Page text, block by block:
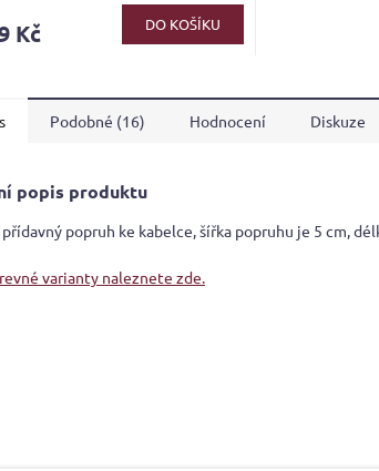
Kč DO KOŠÍKU
Podobné (16) Hodnocení Diskuze
popis produktu
popruh ke kabelce, šířka popruhu je 5 cm,
varianty naleznete zde.